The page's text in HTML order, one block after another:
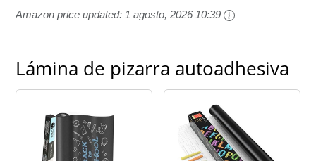
Amazon price updated: 1 agosto, 2026 10:39
Lámina de pizarra autoadhesiva